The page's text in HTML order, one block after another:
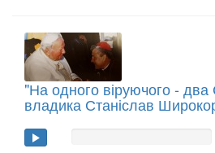
"На одного віруючого -
владика Станіслав